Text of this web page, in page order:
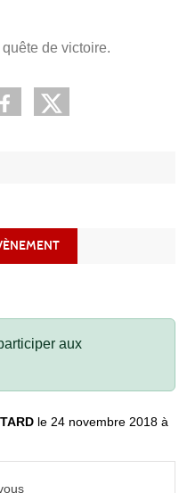
de victoire.
aux
le 24 novembre 2018 à